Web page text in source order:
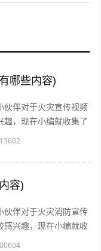
哪些内容)
伙伴对于火灾宣传视频
趣，现在小编就收集了
视频有哪些内容相关的
容)
伙伴对于火灾消防宣传
感兴趣，现在小编就收
宣传内容相关的信息来